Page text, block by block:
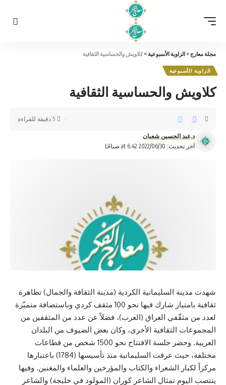
مجلة معارج> الزاوية الأسبوعية> كلاويش والحساسية الثقافية
الزاوية الأسبوعية
كلاويش والحساسية الثقافية
آخر تحديث: 2022/06/30 at 6:42 صباحًا
د.عبد الحسين شعبان
5 دقيقة للقراءة
شهدت مدينة السليمانية الكردية (مدينة الثقافة والجمال) تظاهرة
ثقافية بامتياز شارك فيها نحو 100 مثقف كردي وباستضافة متميّزة
لعدد من مثقّفي العراق (العرب)، فضلاً عن عدد من المثقفين من
المجموعات الثقافية الأخرى، وكان بعض الضيوف من البلدان
العربية. وحضر جلسة الافتتاح نحو 1500 شخص من قطاعات
مختلفة، حيث عرفت السليمانية منذ تأسيسها (1784) باعتبارها
مركزاً لكبار الشعراء والكتاب والمؤرخين والعلماء والمغنين. وفيها
ينتصب اليوم تمثال الشاعر كوران (المولود في حلبجة) والشاعر